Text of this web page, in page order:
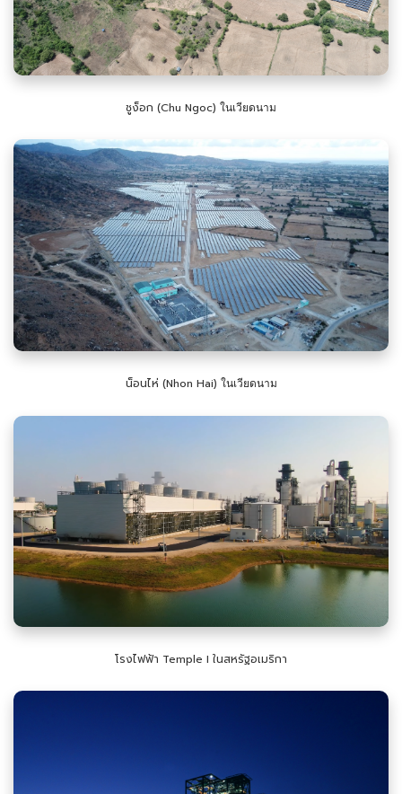
ชูง็อก (Chu Ngoc) ในเวียดนาม
น็อนไห่ (Nhon Hai) ในเวียดนาม
โรงไฟฟ้า Temple I ในสหรัฐอเมริกา